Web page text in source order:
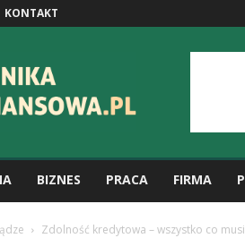
KONTAKT
BIZNES PRACA FIRMA
Zdolność kredytowa – wszystko co